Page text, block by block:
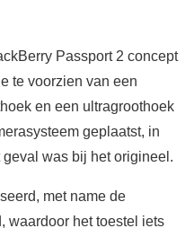
Passport 2 concept
te voorzien van een
en een ultragroothoek
geplaatst, in
was bij het origineel.
met name de
waardoor het toestel iets